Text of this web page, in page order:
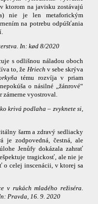
ktorom na javisku zostávajú
nie je len metaforickým
na potrebu odpúšťania
In: kød 8/2020
s odlišnou náladou oboch
to, že Hriech v sebe skrýva
tému rozvíja v priam
o násilné „žánrové“
vyostroval.
krivá podlaha – zvyknete si,
šarm a zdravý sedliacky
je zodpovedná, čestná, ale
Jenůfy dokázala zahrať
tragickosť, ale nie je
o celej inscenácii, v ktorej sa
v rukách mladého režiséra.
Pravda, 16. 9. 2020